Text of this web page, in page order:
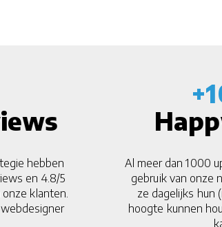
hebben
en 4.8/5
klanten.
Al meer dan 1000
gebruik van onze
ze dagelijks hun
hoogte kunnen